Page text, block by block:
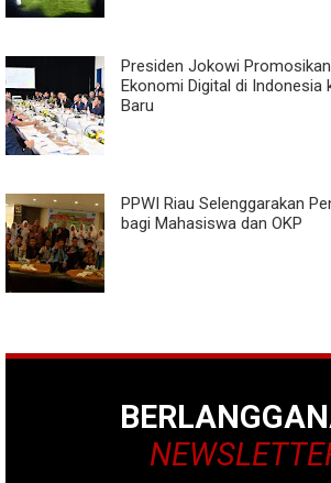
Presiden Jokowi
Ekonomi Digital di Indonesia
Baru
PPWI Riau Selenggarakan
bagi Mahasiswa dan OKP